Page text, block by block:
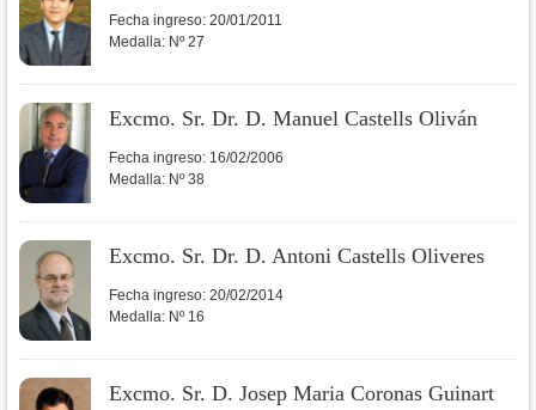
Fecha ingreso: 20/01/2011
Medalla: Nº 27
Excmo. Sr. Dr. D. Manuel Castells Oliván
Fecha ingreso: 16/02/2006
Medalla: Nº 38
Excmo. Sr. Dr. D. Antoni Castells Oliveres
Fecha ingreso: 20/02/2014
Medalla: Nº 16
Excmo. Sr. D. Josep Maria Coronas Guinart